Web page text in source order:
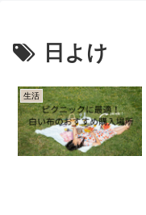
日よけ
生活